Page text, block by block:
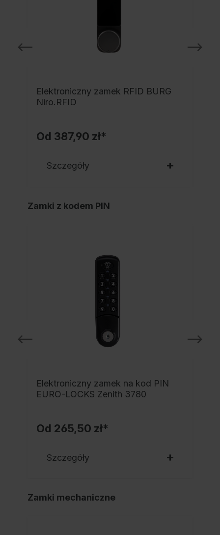
Elektroniczny zamek RFID BURG
Niro.RFID
Od 387,90 zł*
Szczegóły
Zamki z kodem PIN
Elektroniczny zamek na kod PIN
EURO-LOCKS Zenith 3780
Od 265,50 zł*
Szczegóły
Zamki mechaniczne